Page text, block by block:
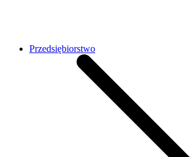
Przedsiębiorstwo